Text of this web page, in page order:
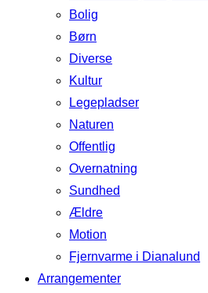
Bolig
Børn
Diverse
Kultur
Legepladser
Naturen
Offentlig
Overnatning
Sundhed
Ældre
Motion
Fjernvarme i Dianalund
Arrangementer